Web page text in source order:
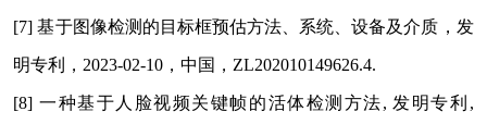
[7]基于图像检测的目标框预估方法、系统、设备及介质，发
明专利，2023-02-10，中国，ZL202010149626.4.
[8] 一种基于人脸视频关键帧的活体检测方法, 发明专利,